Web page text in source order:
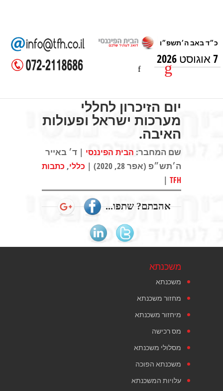
7 אוגוסט 2026
יום הזיכרון לחללי
מערכות ישראל ופעולות
האיבה.
שם המחבר: הבית הפיננסי | ד׳ באייר
ה׳תש״פ (אפר 28, 2020) |
כללי, כתבות
TFH
|
אהבתם? שתפו...
משכנתא
משכנתא
מחזור משכנתא
מיחזור משכנתא
מס רכישה
מסלולי משכנתא
משכנתא הפוכה
עלויות המשכנתא